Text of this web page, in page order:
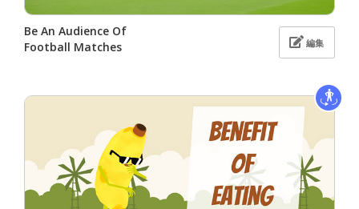
Be An Audience Of
Football Matches
編集